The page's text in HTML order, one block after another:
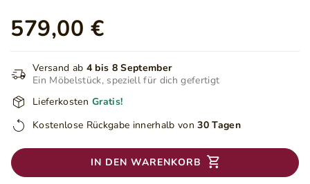
579,00 €
Versand ab 4 bis 8 September
Ein Möbelstück, speziell für dich gefertigt
Lieferkosten Gratis!
Kostenlose Rückgabe innerhalb von 30 Tagen
IN DEN WARENKORB